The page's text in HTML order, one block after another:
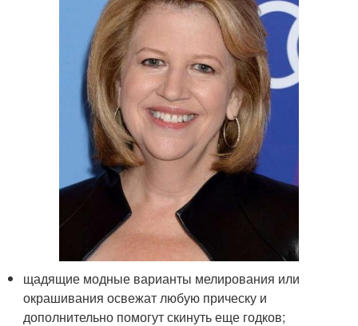
щадящие модные варианты мелирования или
окрашивания освежат любую прическу и
дополнительно помогут скинуть еще годков;